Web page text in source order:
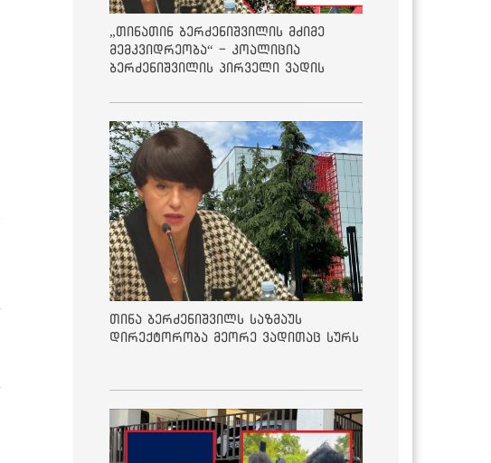
„თინათინ ბერძენიშვილის მძიმე
მემკვიდრეობა“ - კოალიცია
ბერძენიშვილის პირველი ვადის
თინა ბერძენიშვილს საზმაუს
დირექტორობა მეორე ვადითაც სურს